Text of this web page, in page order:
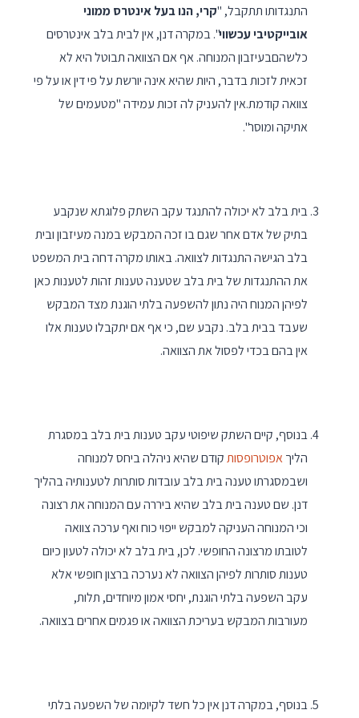
התנגדותו תתקבל, "קרי, הנו בעל אינטרס ממוני
אובייקטיבי עכשווי". במקרה דנן, אין לבית בלב אינטרסים
כלשהםבעיזבון המנוחה. אף אם הצוואה תבוטל היא לא
זכאית לזכות בדבר, היות שהיא אינה יורשת על פי דין או על פי
צוואה קודמת.אין להעניק לה זכות עמידה "מטעמים של
אתיקה ומוסר".
בית בלב לא יכולה להתנגד עקב השתק פלוגתא שנקבע
בתיק של אדם אחר שגם בו זכה המבקש במנה מעיזבון ובית
בלב הגישה התנגדות לצוואה. באותו מקרה דחה בית המשפט
את ההתנגדות של בית בלב שטענה טענות זהות לטענות כאן
לפיהן המנוח היה נתון להשפעה בלתי הוגנת מצד המבקש
שעבד בבית בלב. נקבע שם, כי אף אם יתקבלו טענות אלו
אין בהם בכדי לפסול את הצוואה.
בנוסף, קיים השתק שיפוטי עקב טענות בית בלב במסגרת
הליךאפוטרופסותקודם שהיא ניהלה ביחס למנוחה
ושבמסגרתו טענה בית בלב עובדות סותרות לטענותיה בהליך
דנן. שם טענה בית בלב שהיא ביררה עם המנוחה את רצונה
וכי המנוחה העניקה למבקש ייפוי כוח ואף ערכה צוואה
לטובתו מרצונה החופשי. לכן, בית בלב לא יכולה לטעון כיום
טענות סותרות לפיהן הצוואה לא נערכה ברצון חופשי אלא
עקב השפעה בלתי הוגנת, יחסי אמון מיוחדים, תלות,
מעורבות המבקש בעריכת הצוואה או פגמים אחרים בצוואה.
בנוסף, במקרה דנן אין כל חשד לקיומה של השפעה בלתי